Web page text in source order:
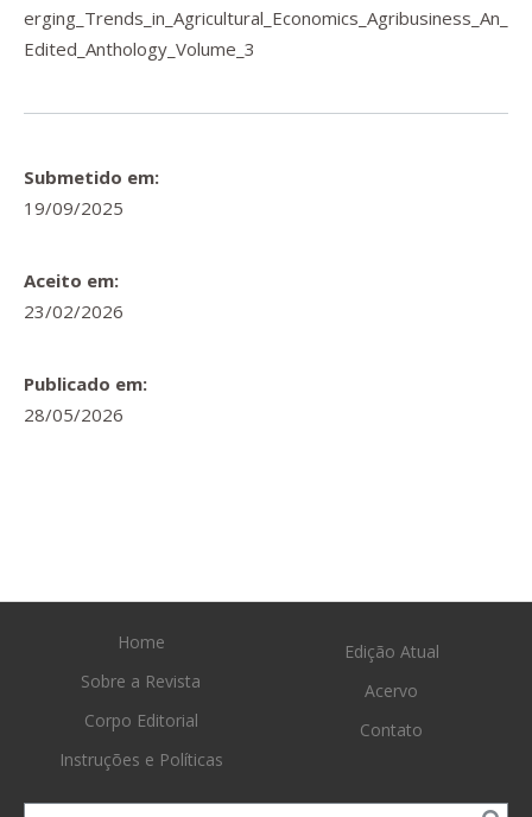
erging_Trends_in_Agricultural_Economics_Agribusiness_An_
Edited_Anthology_Volume_3
Submetido em:
19/09/2025
Aceito em:
23/02/2026
Publicado em:
28/05/2026
Home
Sobre a Revista
Corpo Editorial
Instruções e Políticas
Edição Atual
Acervo
Contato